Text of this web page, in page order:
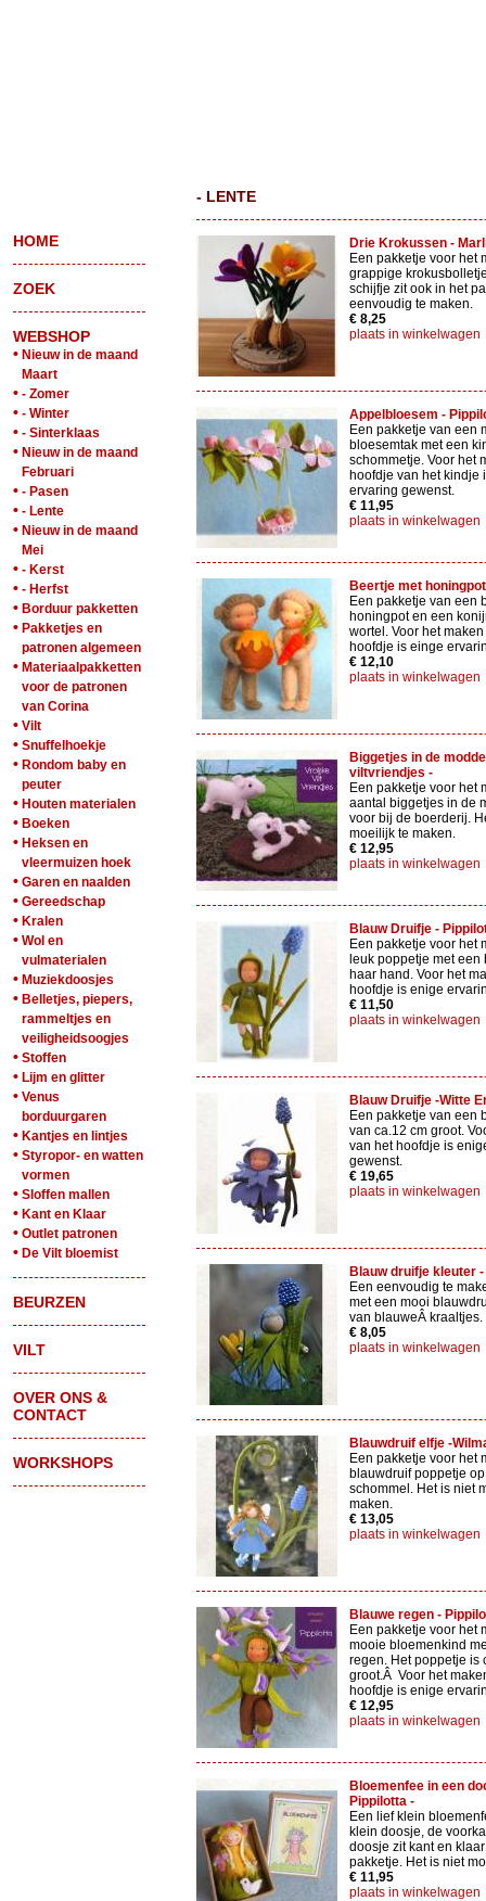
HOME
ZOEK
WEBSHOP
• Nieuw in de maand
Maart
• - Zomer
• - Winter
• - Sinterklaas
• Nieuw in de maand
Februari
• - Pasen
• - Lente
• Nieuw in de maand
Mei
• - Kerst
• - Herfst
• Borduur pakketten
• Pakketjes en
patronen algemeen
• Materiaalpakketten
voor de patronen
van Corina
• Vilt
• Snuffelhoekje
• Rondom baby en
peuter
• Houten materialen
• Boeken
• Heksen en
vleermuizen hoek
• Garen en naalden
• Gereedschap
• Kralen
• Wol en
vulmaterialen
• Muziekdoosjes
• Belletjes, piepers,
rammeltjes en
veiligheidsoogjes
• Stoffen
• Lijm en glitter
• Venus
borduurgaren
• Kantjes en lintjes
• Styropor- en watten
vormen
• Sloffen mallen
• Kant en Klaar
• Outlet patronen
• De Vilt bloemist
BEURZEN
VILT
OVER ONS &
CONTACT
WORKSHOPS
- LENTE
Drie Krokussen -
Een pakketje voor het
grappige
schijfje zit ook in het
eenvoudig te maken.
€ 8,25
plaats in winkelwagen
Appelbloesem -
Een pakketje van een
bloesemtak met een
schommetje. Voor het
hoofdje van het kindje
ervaring gewenst.
€ 11,95
plaats in winkelwagen
Beertje met
Een pakketje van een
honingpot en een
wortel. Voor het
hoofdje is einge
€ 12,10
plaats in winkelwagen
Biggetjes in de
viltvriendjes -
Een pakketje voor het
aantal biggetjes in de
voor bij de boerderij.
moeilijk te maken.
€ 12,95
plaats in winkelwagen
Blauw Druifje -
Een pakketje voor het
leuk poppetje met
haar hand. Voor het
hoofdje is enige
€ 11,50
plaats in winkelwagen
Blauw Druifje -Witte
Een pakketje van een
van ca.12 cm groot.
van het hoofdje is
gewenst.
€ 19,65
plaats in winkelwagen
Blauw druifje kleuter -
Een eenvoudig te
met een mooi
van blauweÂ kraaltjes.
€ 8,05
plaats in winkelwagen
Blauwdruif elfje -
Een pakketje voor het
blauwdruif poppetje
schommel. Het is niet
maken.
€ 13,05
plaats in winkelwagen
Blauwe regen -
Een pakketje voor het
mooie bloemenkind
regen. Het poppetje is
groot.Â Voor het
hoofdje is enige
€ 12,95
plaats in winkelwagen
Bloemenfee in een
Pippilotta -
Een lief klein
klein doosje, de
doosje zit kant en
pakketje. Het is niet
€ 11,95
plaats in winkelwagen